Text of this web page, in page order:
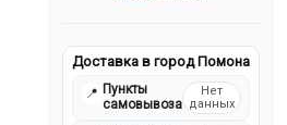
Доставка в город Помона
📍 Пункты
самовывоза
Нет
данных